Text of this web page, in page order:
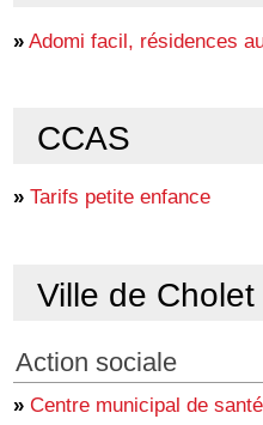
» Adomi facil, résidences
CCAS
» Tarifs petite enfance
Ville de Cholet
Action sociale
» Centre municipal de santé